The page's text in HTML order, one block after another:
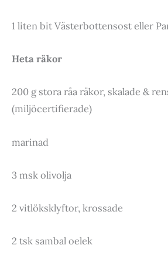
1 liten bit Västerbottensost eller
Heta räkor
200 g stora råa räkor, skalade &
(miljöcertifierade)
marinad
3 msk olivolja
2 vitlöksklyftor, krossade
2 tsk sambal oelek